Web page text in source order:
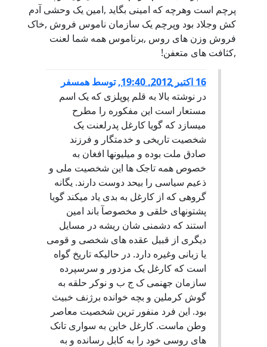
پرچم است وهرچه که امینی بگاید ,امین یک وحشی آدم
کش وجلاد بود وپرچم یک سازمان ناموس فروش ,خاک
فروش وزن های روس ,برناموس همه شما لعنت
,کثافت های متعفن!
16 اكتبر 2012, 19:40 ,توسط همسفر
در نوشته بالا به قلم پوپلزی که یک اسم
مستعار است این مفکوره را مطرح
میسازد که گویا کارغل پدرلعنت یک
شخصیت تاریخی و خدمتگار و فرزند
صادق ملت بوده و میلیونها افغان به
خصوص همه تاجک ها این شخصیت ملی و
ذعیم سیاسی را بیحد دوست دارند. یگانه
گروهی که از کارغل به بدی یاد میکند گویا
پشتونهای خلقی و مخصوصآ باند امین
استند که دشمنی شان ریشه در مسایل
دیگری از قبیل عقده های شخصی و قومی
یا زبانی وغیره دارد. در حالیکه تاریخ گواه
است که کارغل یک مزدور و سرسپرده
سازمان جهنمی ک ج ب و نوکر حلقه به
گوش کرملین و بچه خوانده برژنف خبیث
بود. این فرد منفور ترین شخصیت معاصر
وطن ماست. کارغل خاین به سواری تانک
های روسی خود را به کابل رسانده و به